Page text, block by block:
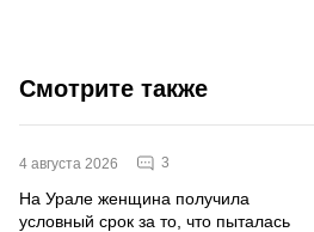
Смотрите также
4 августа 2026 3
На Урале женщина получила
условный срок за то, что пыталась